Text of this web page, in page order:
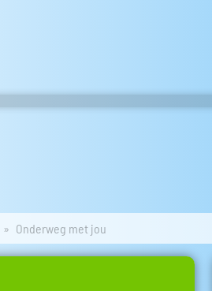
Onderweg met jou